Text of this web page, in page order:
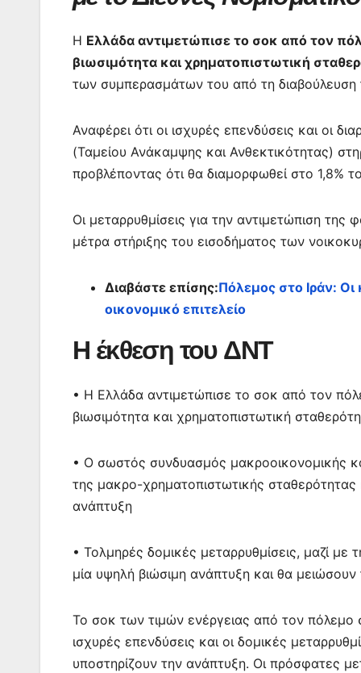
o
o
k
p
p
n
g
er
m
Η Ελλάδα αντιμετώπισε το σοκ από τον
βιωσιμότητα και χρηματοπιστωτική
των συμπερασμάτων του από τη διαβούλευση
Αναφέρει ότι οι ισχυρές επενδύσεις και οι
(Ταμείου Ανάκαμψης και Ανθεκτικότητας)
προβλέποντας ότι θα διαμορφωθεί στο 1,8%
Οι μεταρρυθμίσεις για την αντιμετώπιση
μέτρα στήριξης του εισοδήματος των
Διαβάστε επίσης:Πόλεμος στο Ιράν: Οι
οικονομικό επιτελείο
Η έκθεση του ΔΝΤ
• Η Ελλάδα αντιμετώπισε το σοκ από τον
βιωσιμότητα και χρηματοπιστωτική
• Ο σωστός συνδυασμός μακροοικονομικής
της μακρο-χρηματοπιστωτικής σταθερότητας
ανάπτυξη
• Τολμηρές δομικές μεταρρυθμίσεις, μαζί
μία υψηλή βιώσιμη ανάπτυξη και θα
Το σοκ των τιμών ενέργειας από τον πόλεμο
ισχυρές επενδύσεις και οι δομικές
υποστηρίζουν την ανάπτυξη. Οι πρόσφατες